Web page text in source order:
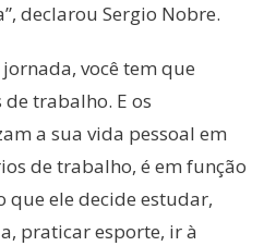
declarou Sergio Nobre.
você tem que
trabalho. E os
a sua vida pessoal em
de trabalho, é em função
ele decide estudar,
praticar esporte, ir à